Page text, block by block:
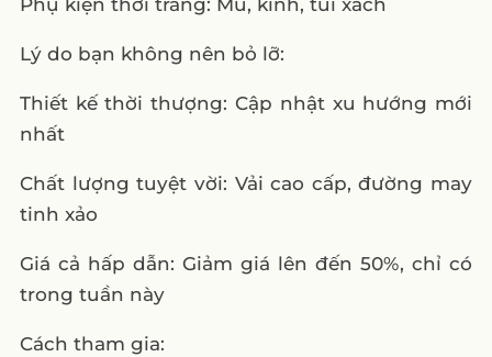
Phụ kiện thời trang: Mũ, kính, túi xách
Lý do bạn không nên bỏ lỡ:
Thiết kế thời thượng: Cập nhật xu hướng mới
nhất
Chất lượng tuyệt vời: Vải cao cấp, đường may
tinh xảo
Giá cả hấp dẫn: Giảm giá lên đến 50%, chỉ có
trong tuần này
Cách tham gia: